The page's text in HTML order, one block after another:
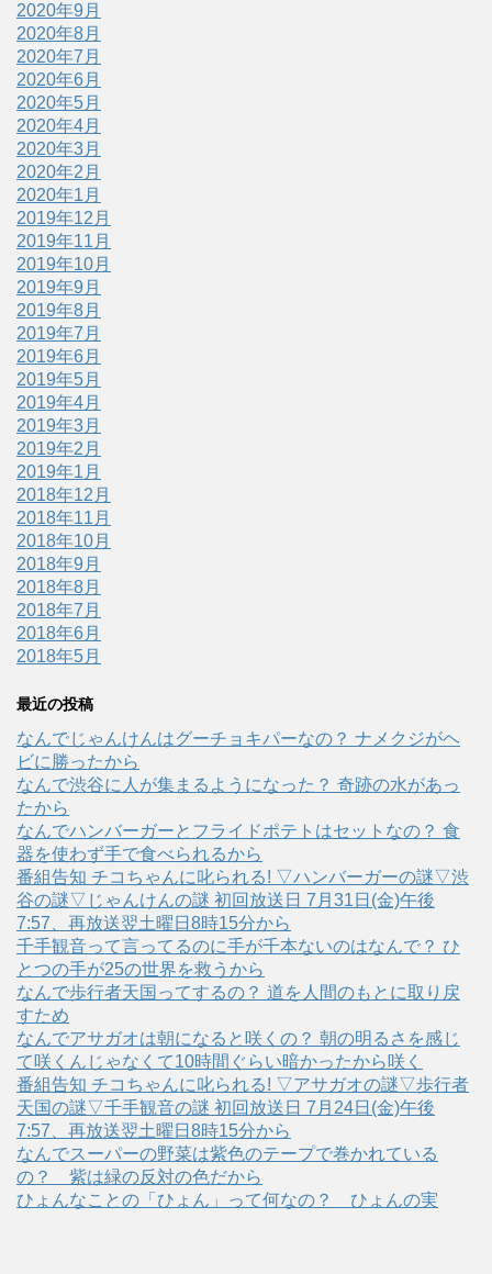
2020年9月
2020年8月
2020年7月
2020年6月
2020年5月
2020年4月
2020年3月
2020年2月
2020年1月
2019年12月
2019年11月
2019年10月
2019年9月
2019年8月
2019年7月
2019年6月
2019年5月
2019年4月
2019年3月
2019年2月
2019年1月
2018年12月
2018年11月
2018年10月
2018年9月
2018年8月
2018年7月
2018年6月
2018年5月
最近の投稿
なんでじゃんけんはグーチョキパーなの？ ナメクジがヘ
ビに勝ったから
なんで渋谷に人が集まるようになった？ 奇跡の水があっ
たから
なんでハンバーガーとフライドポテトはセットなの？ 食
器を使わず手で食べられるから
番組告知 チコちゃんに叱られる! ▽ハンバーガーの謎▽渋
谷の謎▽じゃんけんの謎 初回放送日 7月31日(金)午後
7:57、再放送翌土曜日8時15分から
千手観音って言ってるのに手が千本ないのはなんで？ ひ
とつの手が25の世界を救うから
なんで歩行者天国ってするの？ 道を人間のもとに取り戻
すため
なんでアサガオは朝になると咲くの？ 朝の明るさを感じ
て咲くんじゃなくて10時間ぐらい暗かったから咲く
番組告知 チコちゃんに叱られる! ▽アサガオの謎▽歩行者
天国の謎▽千手観音の謎 初回放送日 7月24日(金)午後
7:57、再放送翌土曜日8時15分から
なんでスーパーの野菜は紫色のテープで巻かれている
の？ 紫は緑の反対の色だから
ひょんなことの「ひょん」って何なの？ ひょんの実